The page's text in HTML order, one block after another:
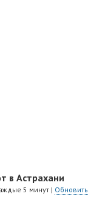
в Астрахани
5 минут | Обновить